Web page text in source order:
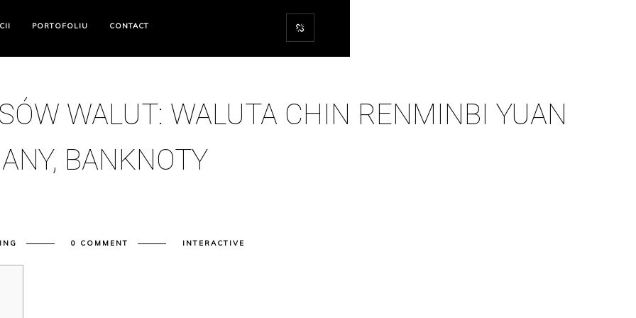
PORTOFOLIU CONTACT
WALUT: WALUTA CHIN RENMINBI YUAN
BANKNOTY
0 COMMENT INTERACTIVE